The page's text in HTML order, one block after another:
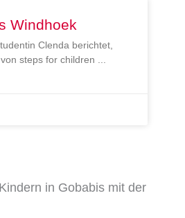
Windhoek
Clenda berichtet,
steps for children
in Gobabis mit der